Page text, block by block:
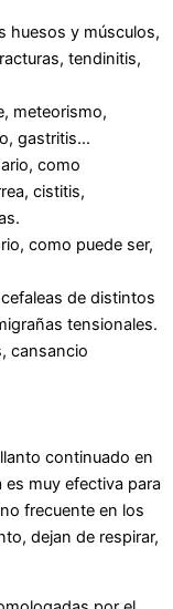
huesos y músculos,
tendinitis,
meteorismo,
gastritis…
como
cistitis,
como puede ser,
de distintos
tensionales.
cansancio
continuado en
es muy efectiva para
frecuente en los
dejan de respirar,